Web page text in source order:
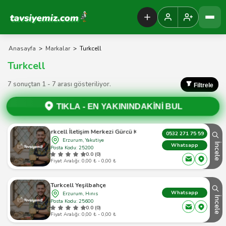
Tavsiyemiz Anasayfa
Anasayfa > Markalar > Turkcell
Turkcell
7 sonuçtan 1 - 7 arası gösteriliyor. Filtrele
TIKLA - EN YAKININDAKİNİ BUL
Turkcell İletişim Merkezi Gürcü Kapi
Erzurum, Yakutiye
Posta Kodu: 25200
0.0 (0)
Fiyat Aralığı: 0,00 ₺ - 0,00 ₺
0532 271 75 59
Whatsapp
İncele
Turkcell Yeşilbahçe
Erzurum, Hınıs
Posta Kodu: 25600
0.0 (0)
Fiyat Aralığı: 0,00 ₺ - 0,00 ₺
Whatsapp
İncele